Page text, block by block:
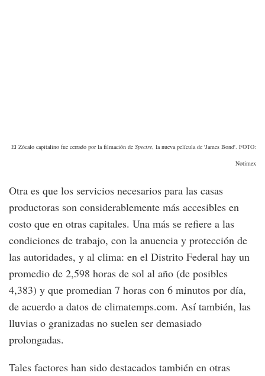
El Zócalo capitalino fue cerrado por la filmación de Spectre, la nueva película de 'James Bond'. FOTO:
Notimex
Otra es que los servicios necesarios para las casas
productoras son considerablemente más accesibles en
costo que en otras capitales. Una más se refiere a las
condiciones de trabajo, con la anuencia y protección de
las autoridades, y al clima: en el Distrito Federal hay un
promedio de 2,598 horas de sol al año (de posibles
4,383) y que promedian 7 horas con 6 minutos por día,
de acuerdo a datos de climatemps.com. Así también, las
lluvias o granizadas no suelen ser demasiado
prolongadas.
Tales factores han sido destacados también en otras